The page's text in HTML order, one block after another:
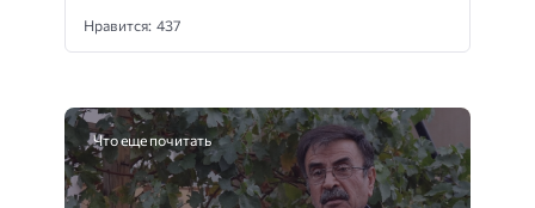
Нравится: 437
Что еще почитать